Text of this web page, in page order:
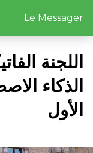
Le Messager
اللجنة
الذكاء
الأول